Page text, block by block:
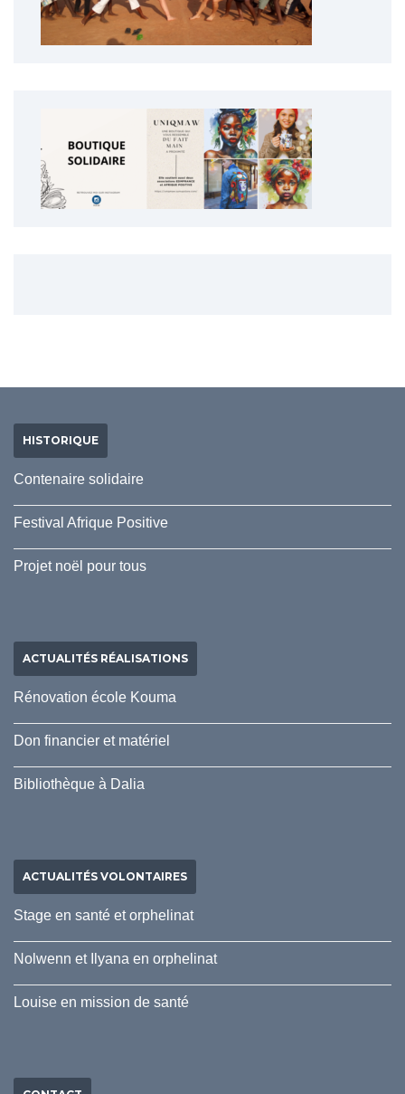
HISTORIQUE
Contenaire solidaire
Festival Afrique Positive
Projet noël pour tous
ACTUALITÉS RÉALISATIONS
Rénovation école Kouma
Don financier et matériel
Bibliothèque à Dalia
ACTUALITÉS VOLONTAIRES
Stage en santé et orphelinat
Nolwenn et Ilyana en orphelinat
Louise en mission de santé